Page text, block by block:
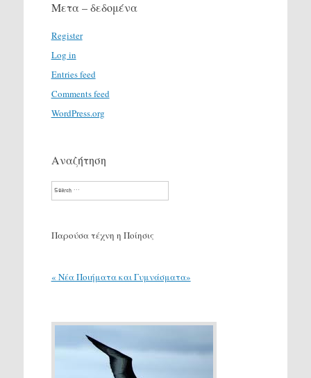
Μετα – δεδομένα
Register
Log in
Entries feed
Comments feed
WordPress.org
Αναζήτηση
Search
Παρούσα τέχνη η Ποίησις
« Νέα Ποιήματα και Γυμνάσματα»